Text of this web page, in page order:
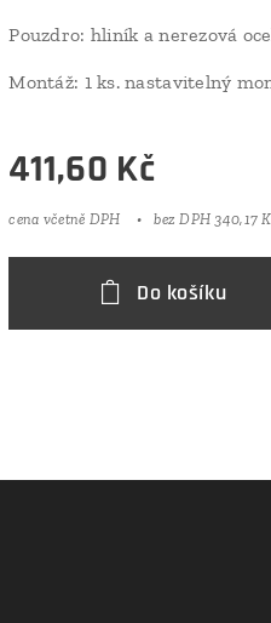
Pouzdro: hliník a nerezová
Montáž: 1 ks. nastavitelný
411,60 Kč
cena včetně DPH bez DPH 340,17
Do košíku